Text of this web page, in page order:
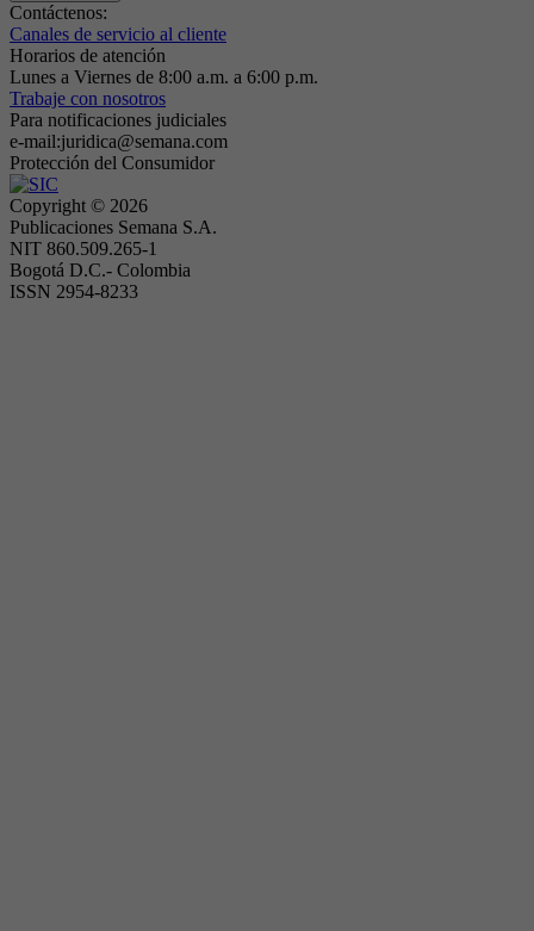
Contáctenos:
Canales de servicio al cliente
Horarios de atención
Lunes a Viernes de 8:00 a.m. a 6:00 p.m.
Trabaje con nosotros
Para notificaciones judiciales
e-mail:juridica@semana.com
Protección del Consumidor
Copyright © 2026
Publicaciones Semana S.A.
NIT 860.509.265-1
Bogotá D.C.- Colombia
ISSN 2954-8233